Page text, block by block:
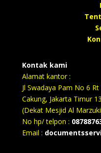
Kontak kami
Alamat kantor :
Jl Swadaya Pam No 6
Cakung, Jakarta Timur
(Dekat Mesjid Al
No hp/ telpon :
Email :